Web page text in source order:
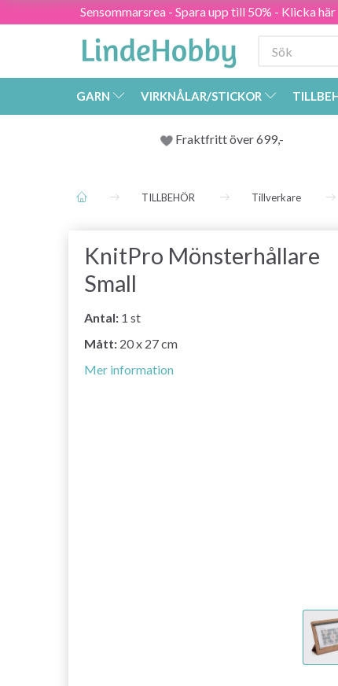
Sensommarsrea - Spara upp till 50% - Klicka här
GARN VIRKNÅLAR/STICKOR
Fraktfritt över 699,-
TILLBEHÖR Tillverkare
KnitPro Mönsterhållare
Small
Antal: 1 st
Mått: 20 x 27 cm
Mer information